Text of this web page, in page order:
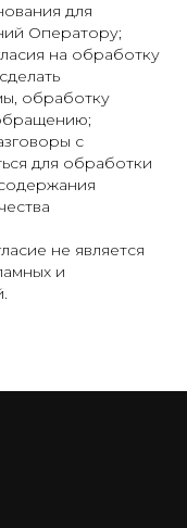
для
Оператору;
на обработку
обработку
с
для обработки
не является
и